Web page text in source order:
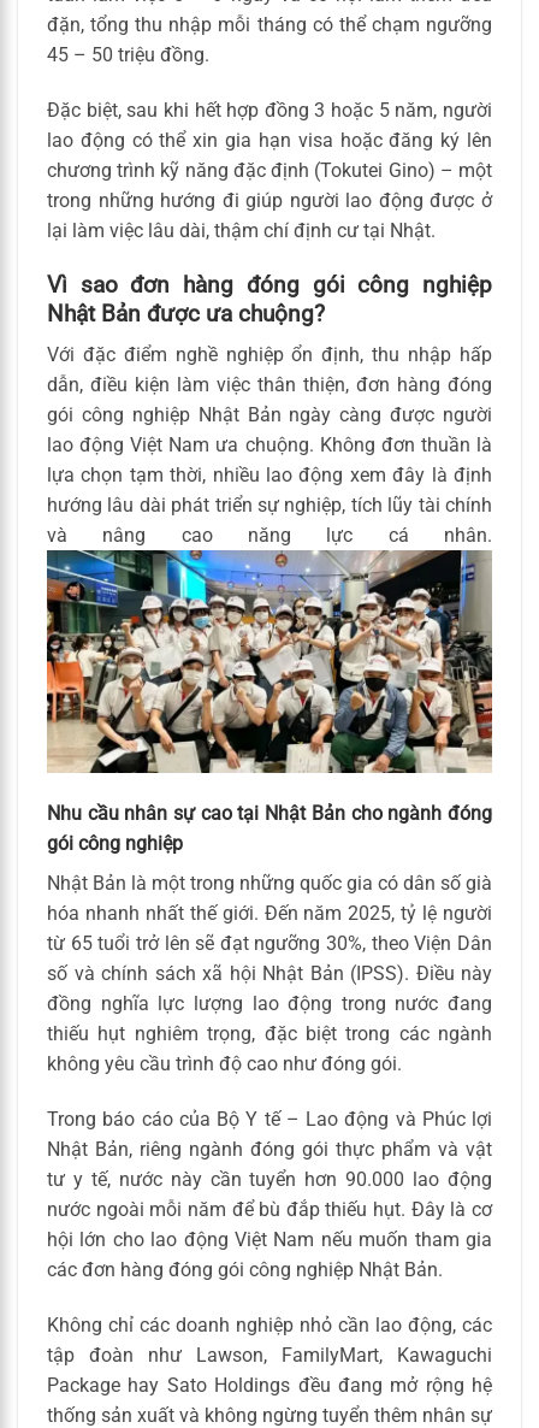
đặn, tổng thu nhập mỗi tháng có thể chạm ngưỡng
45 – 50 triệu đồng.
Đặc biệt, sau khi hết hợp đồng 3 hoặc 5 năm, người
lao động có thể xin gia hạn visa hoặc đăng ký lên
chương trình kỹ năng đặc định (Tokutei Gino) – một
trong những hướng đi giúp người lao động được ở
lại làm việc lâu dài, thậm chí định cư tại Nhật.
Vì sao đơn hàng đóng gói công nghiệp
Nhật Bản được ưa chuộng?
Với đặc điểm nghề nghiệp ổn định, thu nhập hấp
dẫn, điều kiện làm việc thân thiện, đơn hàng đóng
gói công nghiệp Nhật Bản ngày càng được người
lao động Việt Nam ưa chuộng. Không đơn thuần là
lựa chọn tạm thời, nhiều lao động xem đây là định
hướng lâu dài phát triển sự nghiệp, tích lũy tài chính
và nâng cao năng lực cá nhân.
Nhu cầu nhân sự cao tại Nhật Bản cho ngành đóng
gói công nghiệp
Nhật Bản là một trong những quốc gia có dân số già
hóa nhanh nhất thế giới. Đến năm 2025, tỷ lệ người
từ 65 tuổi trở lên sẽ đạt ngưỡng 30%, theo Viện Dân
số và chính sách xã hội Nhật Bản (IPSS). Điều này
đồng nghĩa lực lượng lao động trong nước đang
thiếu hụt nghiêm trọng, đặc biệt trong các ngành
không yêu cầu trình độ cao như đóng gói.
Trong báo cáo của Bộ Y tế – Lao động và Phúc lợi
Nhật Bản, riêng ngành đóng gói thực phẩm và vật
tư y tế, nước này cần tuyển hơn 90.000 lao động
nước ngoài mỗi năm để bù đắp thiếu hụt. Đây là cơ
hội lớn cho lao động Việt Nam nếu muốn tham gia
các đơn hàng đóng gói công nghiệp Nhật Bản.
Không chỉ các doanh nghiệp nhỏ cần lao động, các
tập đoàn như Lawson, FamilyMart, Kawaguchi
Package hay Sato Holdings đều đang mở rộng hệ
thống sản xuất và không ngừng tuyển thêm nhân sự